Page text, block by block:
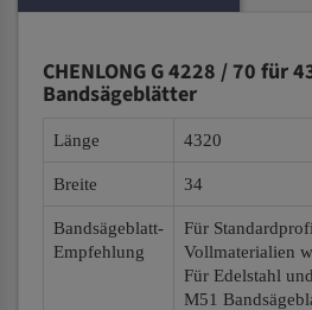
CHENLONG G 4228 / 70 für
Bandsägeblätter
Länge 4320
Breite 34
Bandsägeblatt-
Empfehlung
Für
Vollmaterialien
Für Edelstahl
M51